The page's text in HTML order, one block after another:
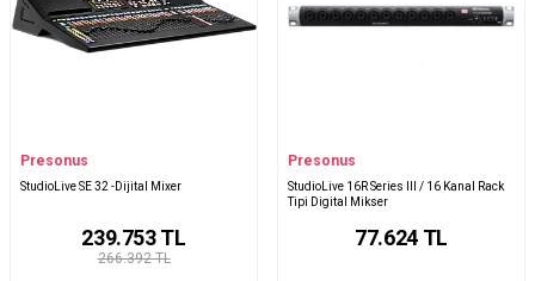
Presonus
StudioLive SE 32 -Dijital Mixer
266.392 TL
239.753TL
Presonus
StudioLive 16R Series III / 16 Kanal Rack
Tipi Digital Mikser
77.624TL